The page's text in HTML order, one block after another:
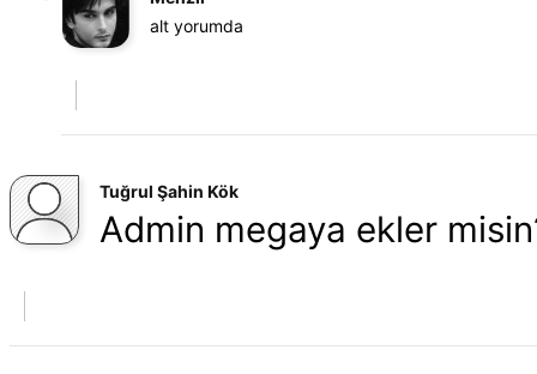
alt yorumda
Tuğrul Şahin Kök
Admin megaya ekler